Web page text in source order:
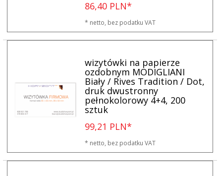
86,40 PLN*
* netto, bez podatku VAT
wizytówki na papierze
ozdobnym MODIGLIANI
Biały / Rives Tradition / Dot,
druk dwustronny
pełnokolorowy 4+4, 200
sztuk
99,21 PLN*
* netto, bez podatku VAT